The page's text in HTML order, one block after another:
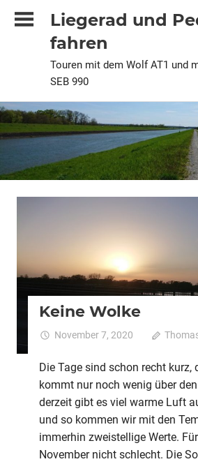
Inhalt
Liegerad und
fahren
Touren mit dem Wolf AT1 und
SEB 990
Keine Wolke
November 7, 2020
Die Tage sind schon recht kurz,
kommt nur noch wenig über
derzeit gibt es viel warme Luft
und so kommen wir mit den
immerhin zweistellige Werte.
November nicht schlecht. Die